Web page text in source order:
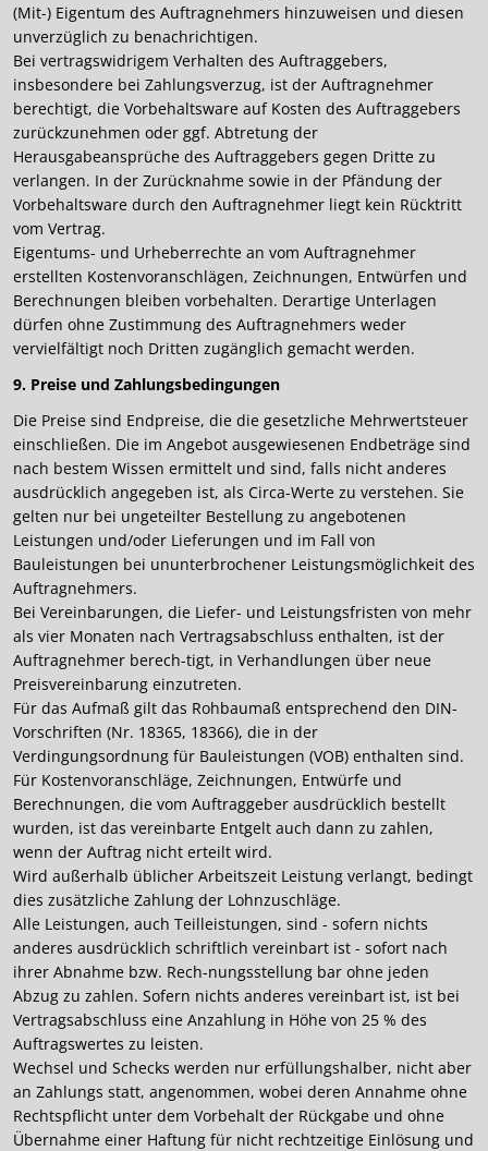
(Mit-) Eigentum des Auftragnehmers hinzuweisen und diesen
unverzüglich zu benachrichtigen.
Bei vertragswidrigem Verhalten des Auftraggebers,
insbesondere bei Zahlungsverzug, ist der Auftragnehmer
berechtigt, die Vorbehaltsware auf Kosten des Auftraggebers
zurückzunehmen oder ggf. Abtretung der
Herausgabeansprüche des Auftraggebers gegen Dritte zu
verlangen. In der Zurücknahme sowie in der Pfändung der
Vorbehaltsware durch den Auftragnehmer liegt kein Rücktritt
vom Vertrag.
Eigentums- und Urheberrechte an vom Auftragnehmer
erstellten Kostenvoranschlägen, Zeichnungen, Entwürfen und
Berechnungen bleiben vorbehalten. Derartige Unterlagen
dürfen ohne Zustimmung des Auftragnehmers weder
vervielfältigt noch Dritten zugänglich gemacht werden.
9. Preise und Zahlungsbedingungen
Die Preise sind Endpreise, die die gesetzliche Mehrwertsteuer
einschließen. Die im Angebot ausgewiesenen Endbeträge sind
nach bestem Wissen ermittelt und sind, falls nicht anderes
ausdrücklich angegeben ist, als Circa-Werte zu verstehen. Sie
gelten nur bei ungeteilter Bestellung zu angebotenen
Leistungen und/oder Lieferungen und im Fall von
Bauleistungen bei ununterbrochener Leistungsmöglichkeit des
Auftragnehmers.
Bei Vereinbarungen, die Liefer- und Leistungsfristen von mehr
als vier Monaten nach Vertragsabschluss enthalten, ist der
Auftragnehmer berech-tigt, in Verhandlungen über neue
Preisvereinbarung einzutreten.
Für das Aufmaß gilt das Rohbaumaß entsprechend den DIN-
Vorschriften (Nr. 18365, 18366), die in der
Verdingungsordnung für Bauleistungen (VOB) enthalten sind.
Für Kostenvoranschläge, Zeichnungen, Entwürfe und
Berechnungen, die vom Auftraggeber ausdrücklich bestellt
wurden, ist das vereinbarte Entgelt auch dann zu zahlen,
wenn der Auftrag nicht erteilt wird.
Wird außerhalb üblicher Arbeitszeit Leistung verlangt, bedingt
dies zusätzliche Zahlung der Lohnzuschläge.
Alle Leistungen, auch Teilleistungen, sind - sofern nichts
anderes ausdrücklich schriftlich vereinbart ist - sofort nach
ihrer Abnahme bzw. Rech-nungsstellung bar ohne jeden
Abzug zu zahlen. Sofern nichts anderes vereinbart ist, ist bei
Vertragsabschluss eine Anzahlung in Höhe von 25 % des
Auftragswertes zu leisten.
Wechsel und Schecks werden nur erfüllungshalber, nicht aber
an Zahlungs statt, angenommen, wobei deren Annahme ohne
Rechtspflicht unter dem Vorbehalt der Rückgabe und ohne
Übernahme einer Haftung für nicht rechtzeitige Einlösung und